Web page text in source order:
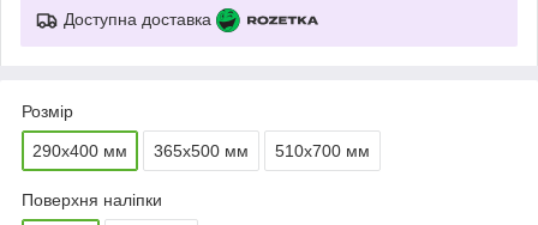
Доступна доставка
Розмір
290х400 мм 365х500 мм 510х700 мм
Поверхня наліпки